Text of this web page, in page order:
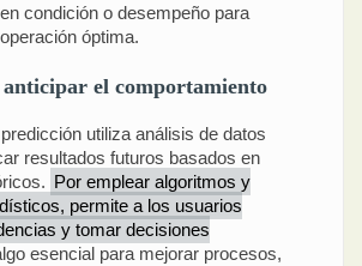
condición o desempeño para
óptima.
el comportamiento
utiliza análisis de datos
resultados futuros basados en
Por emplear algoritmos y
permite a los usuarios
y tomar decisiones
esencial para mejorar procesos,